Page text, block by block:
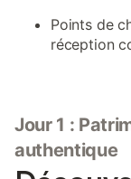
Points de
réception
Jour 1 :
authentique